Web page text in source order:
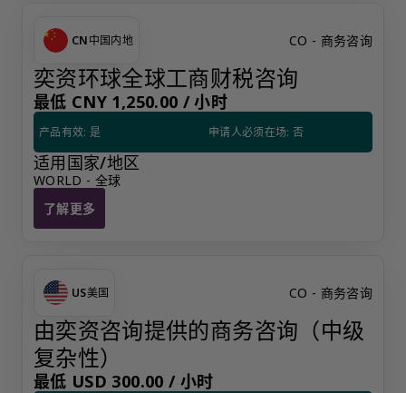
CN中国内地 CO - 商务咨询
奕资环球全球工商财税咨询
最低 CNY 1,250.00 /小时
产品有效: 是 申请人必须在场: 否
适用国家/地区
WORLD - 全球
了解更多
奕资环球全球工商财税咨询
US美国 CO - 商务咨询
由奕资咨询提供的商务咨询（中级
复杂性）
最低 USD 300.00 / 小时